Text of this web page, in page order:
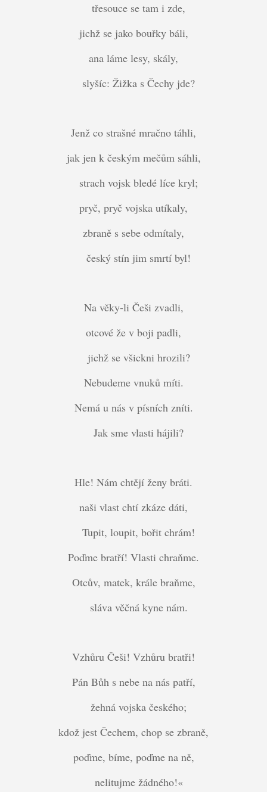
třesouce se tam i zde,
jichž se jako bouřky báli,
ana láme lesy, skály,
slyšíc: Žižka s Čechy jde?
Jenž co strašné mračno táhli,
jak jen k českým mečům sáhli,
strach vojsk bledé líce kryl;
pryč, pryč vojska utíkaly,
zbraně s sebe odmítaly,
český stín jim smrtí byl!
Na věky-li Češi zvadli,
otcové že v boji padli,
jichž se všickni hrozili?
Nebudeme vnuků míti.
Nemá u nás v písních zníti.
Jak sme vlasti hájili?
Hle! Nám chtějí ženy bráti.
naši vlast chtí zkáze dáti,
Tupit, loupit, bořit chrám!
Poďme bratří! Vlasti chraňme.
Otcův, matek, krále braňme,
sláva věčná kyne nám.
Vzhůru Češi! Vzhůru bratři!
Pán Bůh s nebe na nás patří,
žehná vojska českého;
kdož jest Čechem, chop se zbraně,
poďme, bíme, poďme na ně,
nelitujme žádného!«